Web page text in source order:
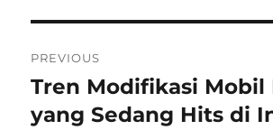
navigation
PREVIOUS
Previous
post:
Tren Modifikasi Mobil
yang Sedang Hits di